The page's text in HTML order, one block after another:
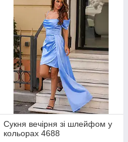
Сукня вечірня зі шлейфом у
кольорах 4688